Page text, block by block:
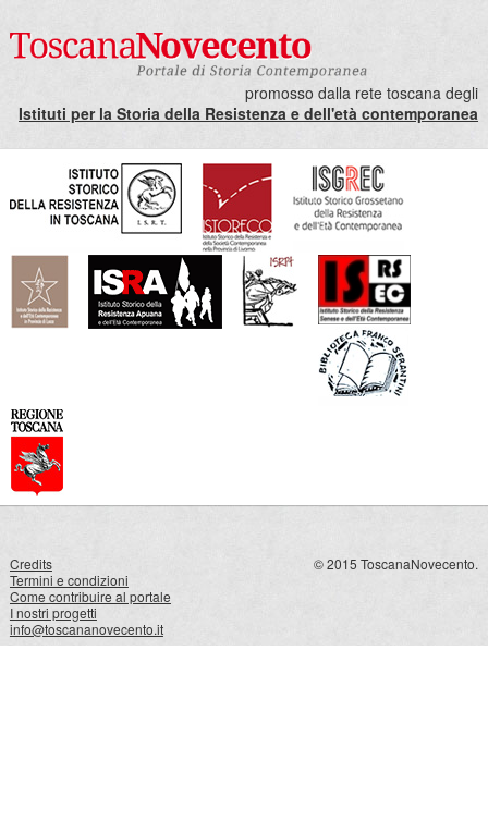
promosso dalla rete toscana degli
Istituti per la Storia della Resistenza e dell'età contemporanea
Credits
Termini e condizioni
Come contribuire al portale
I nostri progetti
info@toscananovecento.it
© 2015 ToscanaNovecento.